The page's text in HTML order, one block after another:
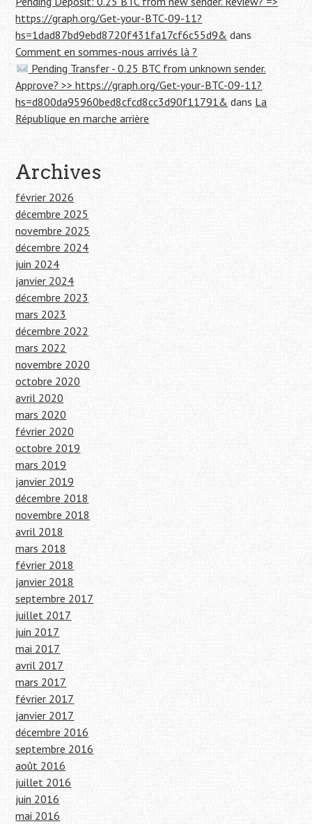
https://graph.org/Get-your-BTC-09-11?
hs=1dad87bd9ebd8720f431fa17cf6c55d9& dans
Comment en sommes-nous arrivés là ?
Pending Transfer - 0.25 BTC from unknown sender.
Approve? >> https://graph.org/Get-your-BTC-09-11?
hs=d800da95960bed8cfcd8cc3d90f11791& dans La
République en marche arrière
Archives
février 2026
décembre 2025
novembre 2025
décembre 2024
juin 2024
janvier 2024
décembre 2023
mars 2023
décembre 2022
mars 2022
novembre 2020
octobre 2020
avril 2020
mars 2020
février 2020
octobre 2019
mars 2019
janvier 2019
décembre 2018
novembre 2018
avril 2018
mars 2018
février 2018
janvier 2018
septembre 2017
juillet 2017
juin 2017
mai 2017
avril 2017
mars 2017
février 2017
janvier 2017
décembre 2016
septembre 2016
août 2016
juillet 2016
juin 2016
mai 2016